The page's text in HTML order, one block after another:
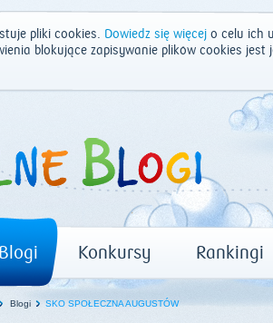
pliki cookies. Dowiedz się więcej o celu ich
blokujące zapisywanie plików cookies
Blogi Konkursy Rankingi
Blogi SKO SPOŁECZNA AUGUSTÓW